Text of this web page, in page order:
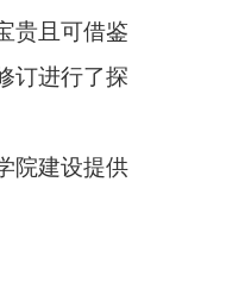
贵且可借鉴
订进行了探
院建设提供